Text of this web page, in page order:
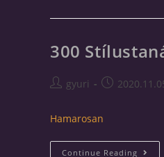
300
gyuri
Hamarosan
Continue Reading